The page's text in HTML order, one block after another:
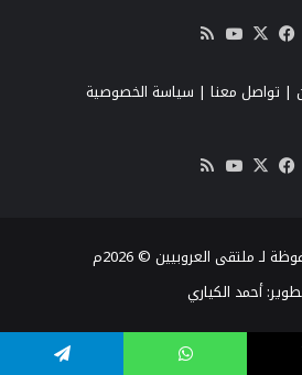
فيسبوك
‫X
‫YouTube
RSS
| تواصل معنا | سياسة الخصوصية
فيسبوك
‫X
‫YouTube
لـ ملتقى العروبيين © 2026م
أحمد الكياري